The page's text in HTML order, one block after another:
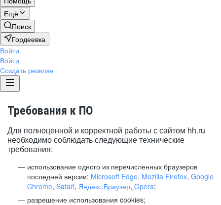
Ещё
Поиск
Гордеевка
Войти
Войти
Создать резюме
Требования к ПО
Для полноценной и корректной работы с сайтом hh.ru
необходимо соблюдать следующие технические
требования:
использование одного из перечисленных браузеров
последней версии: Microsoft Edge, Mozilla Firefox, Google
Chrome, Safari, Яндекс.Браузер, Opera;
разрешение использования cookies;